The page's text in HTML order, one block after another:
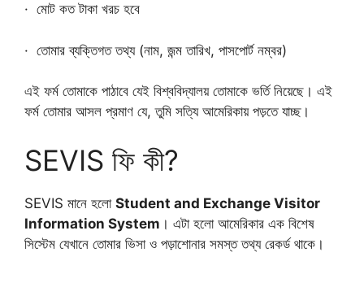
· মোট কত টাকা খরচ হবে
· তোমার ব্যক্তিগত তথ্য (নাম, জন্ম তারিখ, পাসপোর্ট নম্বর)
এই ফর্ম তোমাকে পাঠাবে যেই বিশ্ববিদ্যালয় তোমাকে ভর্তি নিয়েছে। এই
ফর্ম তোমার আসল প্রমাণ যে, তুমি সত্যি আমেরিকায় পড়তে যাচ্ছ।
SEVIS ফি কী?
SEVIS মানে হলো Student and Exchange Visitor
Information System । এটা হলো আমেরিকার এক বিশেষ
সিস্টেম যেখানে তোমার ভিসা ও পড়াশোনার সমস্ত তথ্য রেকর্ড থাকে।